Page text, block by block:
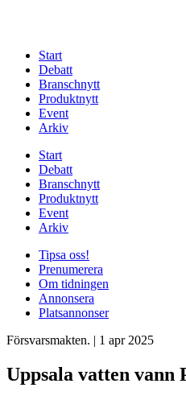
Start
Debatt
Branschnytt
Produktnytt
Event
Arkiv
Start
Debatt
Branschnytt
Produktnytt
Event
Arkiv
Tipsa oss!
Prenumerera
Om tidningen
Annonsera
Platsannonser
Försvarsmakten. | 1 apr 2025
Uppsala vatten vann